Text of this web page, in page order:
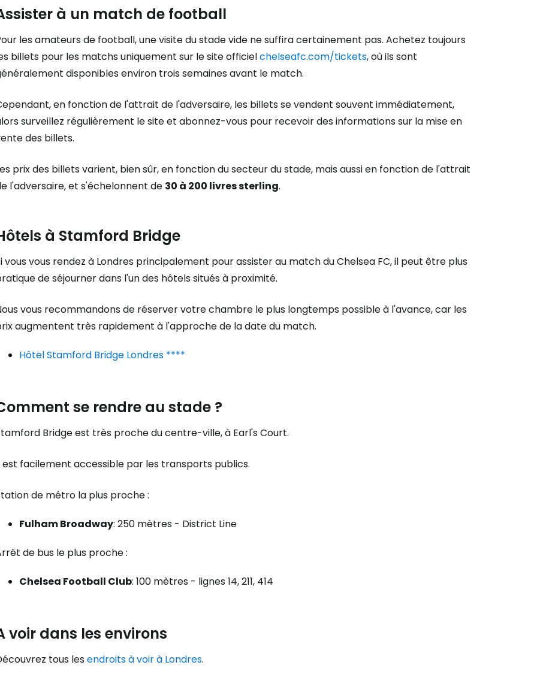
à un match de football
les amateurs de football, une visite du stade vide ne suffira certainement pas. Achetez toujours
billets pour les matchs uniquement sur le site officielchelseafc.com/tickets, où ils sont
disponibles environ trois semaines avant le match.
en fonction de l'attrait de l'adversaire, les billets se vendent souvent immédiatement,
surveillez régulièrement le site et abonnez-vous pour recevoir des informations sur la mise en
des billets.
prix des billets varient, bien sûr, en fonction du secteur du stade, mais aussi en fonction de l'attrait
l'adversaire, et s'échelonnent de 30 à 200 livres sterling.
à Stamford Bridge
vous vous rendez à Londres principalement pour assister au match du Chelsea FC, il peut être plus
de séjourner dans l'un des hôtels situés à proximité.
vous recommandons de réserver votre chambre le plus longtemps possible à l'avance, car les
augmentent très rapidement à l'approche de la date du match.
Hôtel Stamford Bridge Londres ****
se rendre au stade ?
Bridge est très proche du centre-ville, à Earl's Court.
est facilement accessible par les transports publics.
de métro la plus proche :
Fulham Broadway: 250 mètres - District Line
de bus le plus proche :
Chelsea Football Club: 100 mètres - lignes 14, 211, 414
voir dans les environs
tous lesendroits à voir à Londres.
Se connecter à Cestee
Continuer avec Google